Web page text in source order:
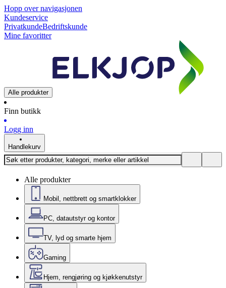
Hopp over navigasjonen
Kundeservice
PrivatkundeBedriftskunde
Mine favoritter
Alle produkter
Finn butikk
Logg inn
Handlekurv
Alle produkter
Mobil, nettbrett og smartklokker
PC, datautstyr og kontor
TV, lyd og smarte hjem
Gaming
Hjem, rengjøring og kjøkkenutstyr